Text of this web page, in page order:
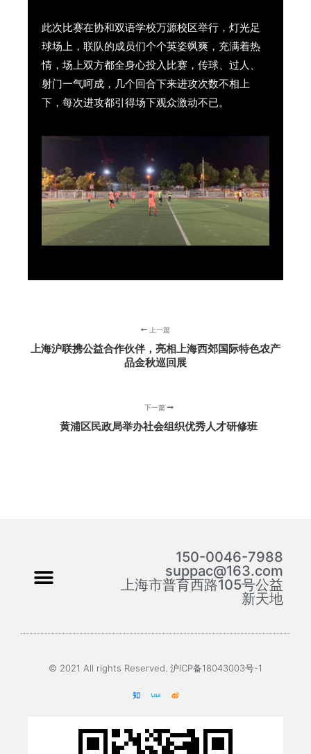
此次比赛在协和双语学校万源校区举行，灯光足
球场上，联队的成员们个个英姿飒爽，充满着热
情，场上双方都全身心投入比赛，传球、过人、
射门一气呵成，几个回合下来进攻次数不相上
下，每次进攻都引得场下观众激动不已。
上一篇
上海沪联携公益合作伙伴，亮相上海西郊国际特色农产
品金秋巡回展
下一篇
黄浦区民政局举办社会组织优秀人才研修班
150-0046-7988
suppac@163.com
上海市普育西路105号公益
新天地
© 2021 All rights Reserved. 沪ICP备18043003号-1